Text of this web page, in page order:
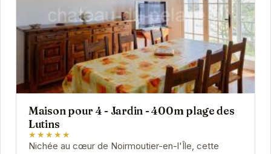
Maison pour 4 - Jardin - 400m plage des
Lutins
★★★★★
Nichée au cœur de Noirmoutier-en-l'Île, cette